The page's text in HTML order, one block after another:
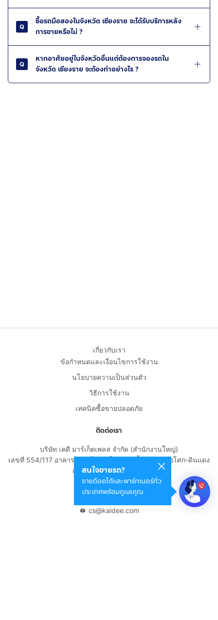
ซื้อรถมือสองในจังหวัด เชียงราย จะได้รับบริการหลัง
การขายหรือไม่ ?
หากอาศัยอยู่ในจังหวัดอื่นแต่ต้องการจองรถใน
จังหวัด เชียงราย จะต้องทำอย่างไร ?
สนใจขายรถ?
ขายดีออโต้และพาร์ทเนอร์ทั่ว
ประเทศพร้อมดูแลคุณ
เกี่ยวกับเรา
ข้อกำหนดและเงื่อนไขการใช้งาน
นโยบายความเป็นส่วนตัว
วิธีการใช้งาน
เทคนิคซื้อขายปลอดภัย
ติดต่อเรา
บริษัท เคดี มาร์เก็ตเพลส จำกัด (สำนักงานใหญ่)
เลขที่ 554/117 อาคารสกายไนน์ เซ็นเตอร์ ชั้น 22 ถนนอโศก-ดินแดง
แขวงดินแดง เขตดินแดง
กรุงเทพมหานคร 10400
cs@kaidee.com